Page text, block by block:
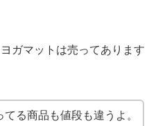
ガマットは売ってあります
る商品も値段も違うよ。